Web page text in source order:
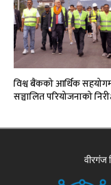
विश्व बैंकको आर्थिक
सञ्चालित परियोजनाको
वीरगंज